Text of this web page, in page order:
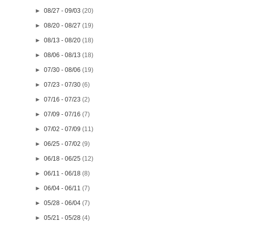
►08/27 - 09/03(20)
►08/20 - 08/27(19)
►08/13 - 08/20(18)
►08/06 - 08/13(18)
►07/30 - 08/06(19)
►07/23 - 07/30(6)
►07/16 - 07/23(2)
►07/09 - 07/16(7)
►07/02 - 07/09(11)
►06/25 - 07/02(9)
►06/18 - 06/25(12)
►06/11 - 06/18(8)
►06/04 - 06/11(7)
►05/28 - 06/04(7)
►05/21 - 05/28(4)